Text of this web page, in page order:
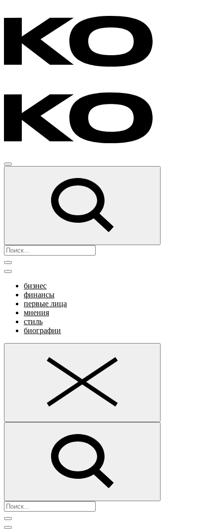
бизнес
финансы
первые лица
мнения
стиль
биографии